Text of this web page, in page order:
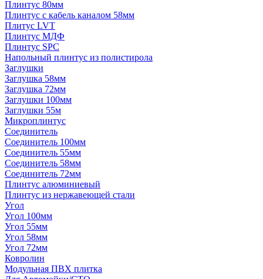
Плинтус 80мм
Плинтус с кабель каналом 58мм
Плитус LVT
Плинтус МДФ
Плинтус SPC
Напольный плинтус из полистирола
Заглушки
Заглушка 58мм
Заглушка 72мм
Заглушки 100мм
Заглушки 55м
Микроплинтус
Соединитель
Соединитель 100мм
Соединитель 55мм
Соединитель 58мм
Соединитель 72мм
Плинтус алюминиевый
Плинтус из нержавеющей стали
Угол
Угол 100мм
Угол 55мм
Угол 58мм
Угол 72мм
Ковролин
Модульная ПВХ плитка